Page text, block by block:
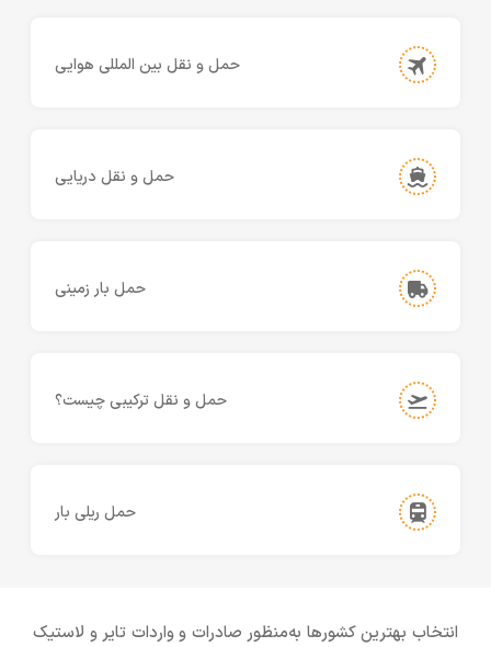
حمل و نقل بین المللی هوایی
حمل و نقل دریایی
حمل بار زمینی
حمل و نقل ترکیبی چیست؟
حمل ریلی بار
انتخاب بهترین کشورها به‌منظور صادرات و واردات تایر و لاستیک